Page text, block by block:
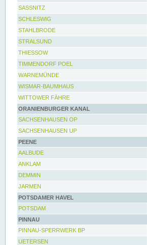
SASSNITZ
SCHLESWIG
STAHLBRODE
STRALSUND
THIESSOW
TIMMENDORF POEL
WARNEMÜNDE
WISMAR-BAUMHAUS
WITTOWER FÄHRE
ORANIENBURGER KANAL
SACHSENHAUSEN OP
SACHSENHAUSEN UP
PEENE
AALBUDE
ANKLAM
DEMMIN
JARMEN
POTSDAMER HAVEL
POTSDAM
PINNAU
PINNAU-SPERRWERK BP
UETERSEN